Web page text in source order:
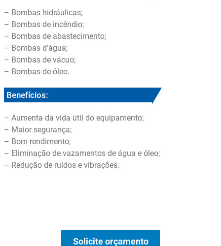
– Bombas hidráulicas;
– Bombas de incêndio;
– Bombas de abastecimento;
– Bombas d’água;
– Bombas de vácuo;
– Bombas de óleo.
Benefícios:
– Aumenta da vida útil do equipamento;
– Maior segurança;
– Bom rendimento;
– Eliminação de vazamentos de água e óleo;
– Redução de ruídos e vibrações.
Solicite orçamento